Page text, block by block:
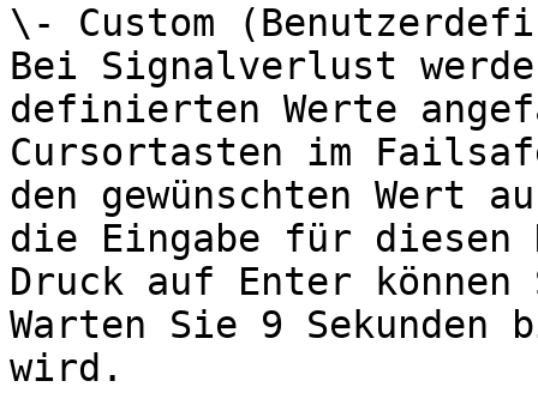
\- Custom
Bei Signalverlust
definierten Werte
Cursortasten im
den gewünschten Wert
die Eingabe für diesen
Druck auf Enter
Warten Sie 9 Sekunden
wird.